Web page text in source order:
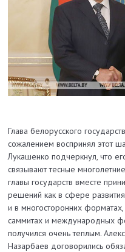
Глава белорусского
сожалением воспринял этот
Лукашенко подчеркнул, что
связывают тесные
главы государств вместе
решений как в сфере
и в многосторонних
саммитах и международных
получился очень теплым.
Назарбаев договорились